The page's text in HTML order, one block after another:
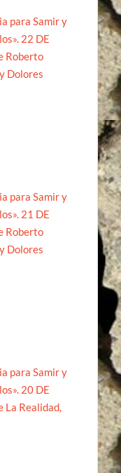
para Samir y
22 DE
Roberto
Dolores
para Samir y
21 DE
Roberto
Dolores
para Samir y
20 DE
La Realidad,